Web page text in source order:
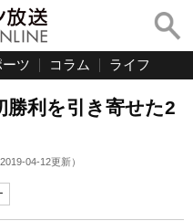
ーツ コラム ライフ
利を引き寄せた2
2019-04-12更新）